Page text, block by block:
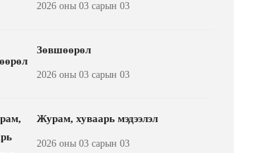
2026 оны 03 сарын 03
Зөвшөөрөл
2026 оны 03 сарын 03
Журам, хуваарь мэдээлэл
2026 оны 03 сарын 03